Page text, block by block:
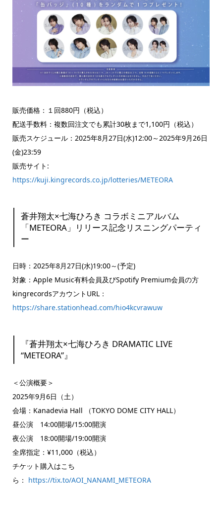
販売価格：１回880円（税込）
配送手数料：複数回注文でも累計30枚まで1,100円（税込）
販売スケジュール：2025年8月27日(水)12:00～2025年9月26日
(金)23:59
販売サイト:
https://kuji.kingrecords.co.jp/lotteries/METEORA
蒼井翔太×七海ひろき コラボミニアルバム
「METEORA」リリース記念リスニングパーティ
ー
日時：2025年8月27日(水)19:00～(予定)
対象：Apple Music有料会員及びSpotify Premium会員の方
kingrecordsアカウントURL：
https://share.stationhead.com/hio4kcvrawuw
『蒼井翔太×七海ひろき DRAMATIC LIVE
“METEORA”』
＜公演概要＞
2025年9月6日（土）
会場：Kanadevia Hall （TOKYO DOME CITY HALL）
昼公演 14:00開場/15:00開演
夜公演 18:00開場/19:00開演
全席指定：¥11,000（税込）
チケット購入はこち
ら： https://tix.to/AOI_NANAMI_METEORA